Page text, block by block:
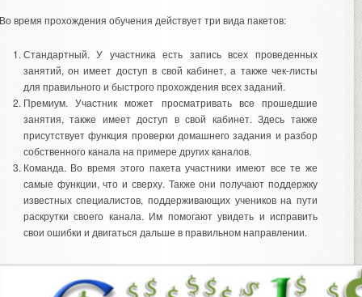
время прохождения обучения действует три вида пакетов:
Стандартный. У участника есть запись всех проведенных
занятий, он имеет доступ в свой кабинет, а также чек-листы
для правильного и быстрого прохождения всех заданий.
Премиум. Участник может просматривать все прошедшие
занятия, также имеет доступ в свой кабинет. Здесь также
присутствует функция проверки домашнего задания и разбор
собственного канала на примере других каналов.
Команда. Во время этого пакета участники имеют все те же
самые функции, что и сверху. Также они получают поддержку
известных специалистов, поддерживающих учеников на пути
раскрутки своего канала. Им помогают увидеть и исправить
свои ошибки и двигаться дальше в правильном направлении.